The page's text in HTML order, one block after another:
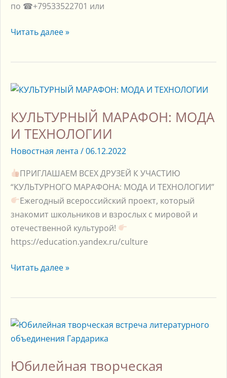
по ☎+79533522701 или
Читать далее »
КУЛЬТУРНЫЙ МАРАФОН: МОДА
И ТЕХНОЛОГИИ
Новостная лента /06.12.2022
ПРИГЛАШАЕМ ВСЕХ ДРУЗЕЙ К УЧАСТИЮ
“КУЛЬТУРНОГО МАРАФОНА: МОДА И ТЕХНОЛОГИИ”
Ежегодный всероссийский проект, который
знакомит школьников и взрослых с мировой и
отечественной культурой!
https://education.yandex.ru/culture
КУЛЬТУРНЫЙ
МОДА
И
Читать далее »
Юбилейная творческая
Юбилейная
творческая
литературного